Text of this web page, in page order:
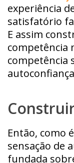
experiência
satisfatório
E assim
competência
competência
Então, como
sensação de
fundada